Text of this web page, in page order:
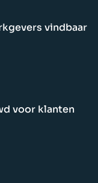
vindbaar
voor klanten